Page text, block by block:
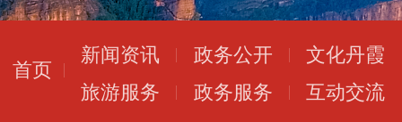
首页
新闻资讯 政务公开
文化丹霞
旅游服务
政务服务 互动交流